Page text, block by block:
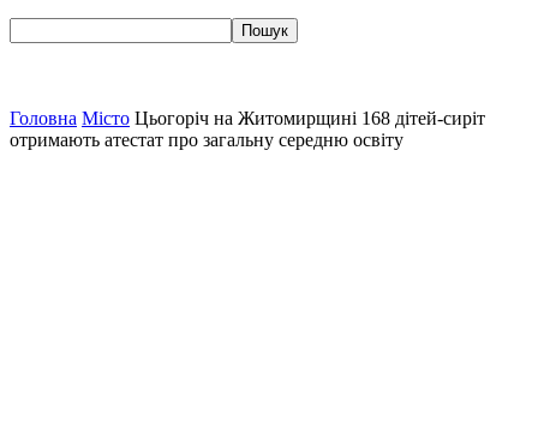
Головна Місто Цьогоріч на Житомирщині 168 дітей-сиріт
отримають атестат про загальну середню освіту